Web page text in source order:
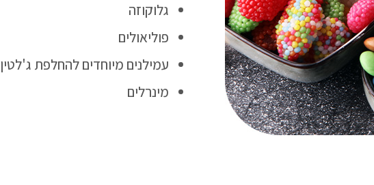
גלוקוזה
פוליאולים
עמילנים מיוחדים להחלפת ג'לטין
מינרלים